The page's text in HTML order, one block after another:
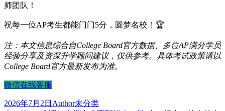
师团队！
祝每一位AP考生都能门门5分，圆梦名校！🏆
注：本文信息综合自College Board官方数据、多位AP满分学员
经验分享及资深升学顾问建议，仅供参考。具体考试政策请以
College Board官方最新发布为准。
微信在线客服
发
2026年7月2日 作
Author分
未分类